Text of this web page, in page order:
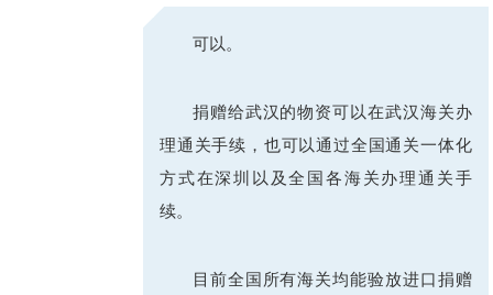
_
可以。
捐赠给武汉的物资可以在武汉海关办
理通关手续，也可以通过全国通关一体化
方式在深圳以及全国各海关办理通关手
续。
目前全国所有海关均能验放进口捐赠